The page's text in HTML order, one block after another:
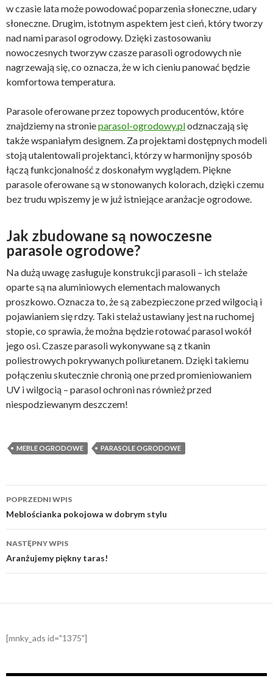
w czasie lata może powodować poparzenia słoneczne, udary
słoneczne. Drugim, istotnym aspektem jest cień, który tworzy
nad nami parasol ogrodowy. Dzięki zastosowaniu
nowoczesnych tworzyw czasze parasoli ogrodowych nie
nagrzewają się, co oznacza, że w ich cieniu panować będzie
komfortowa temperatura.
Parasole oferowane przez topowych producentów, które
znajdziemy na stronieparasol-ogrodowy.plodznaczają się
także wspaniałym designem. Za projektami dostępnych modeli
stoją utalentowali projektanci, którzy w harmonijny sposób
łączą funkcjonalność z doskonałym wyglądem. Piękne
parasole oferowane są w stonowanych kolorach, dzięki czemu
bez trudu wpiszemy je w już istniejące aranżacje ogrodowe.
Jak zbudowane są nowoczesne
parasole ogrodowe?
Na dużą uwagę zasługuje konstrukcji parasoli – ich stelaże
oparte są na aluminiowych elementach malowanych
proszkowo. Oznacza to, że są zabezpieczone przed wilgocią i
pojawianiem się rdzy. Taki stelaż ustawiany jest na ruchomej
stopie, co sprawia, że można będzie rotować parasol wokół
jego osi. Czasze parasoli wykonywane są z tkanin
poliestrowych pokrywanych poliuretanem. Dzięki takiemu
połączeniu skutecznie chronią one przed promieniowaniem
UV i wilgocią – parasol ochroni nas również przed
niespodziewanym deszczem!
MEBLE OGRODOWE PARASOLE OGRODOWE
Zobacz
wpisy
POPRZEDNI WPIS
Meblościanka pokojowa w dobrym stylu
NASTĘPNY WPIS
Aranżujemy piękny taras!
[mnky_ads id="1375"]